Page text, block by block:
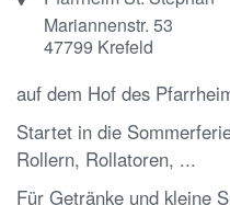
Mariannenstr. 53
47799 Krefeld
auf dem Hof des
Startet in die
Rollern, Rollatoren, ...
Für Getränke und kleine